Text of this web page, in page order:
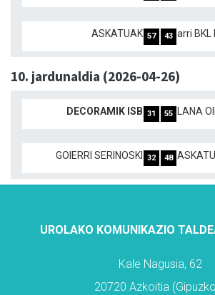
ASKATUAK 57 43 arri BKL
10. jardunaldia (2026-04-26)
DECORAMIK ISB 31 55 LANA
GOIERRI SERINOSKI 32 48
UROLAKO KOMUNIKAZIO
Kale Nagusia, 62
20720 Azkoitia